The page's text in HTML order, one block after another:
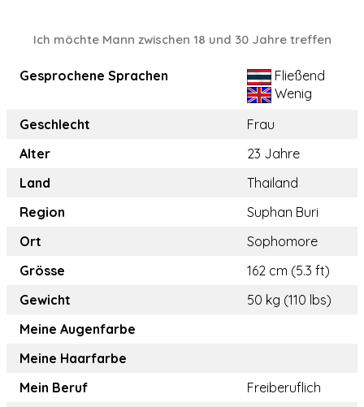
Ich möchte Mann zwischen 18 und 30 Jahre treffen
Gesprochene Sprachen
Fließend
Wenig
Geschlecht
Frau
Alter
23 Jahre
Land
Thailand
Region
Suphan Buri
Ort
Sophomore
Grösse
162 cm (5.3 ft)
Gewicht
50 kg (110 lbs)
Meine Augenfarbe
Meine Haarfarbe
Mein Beruf
Freiberuflich